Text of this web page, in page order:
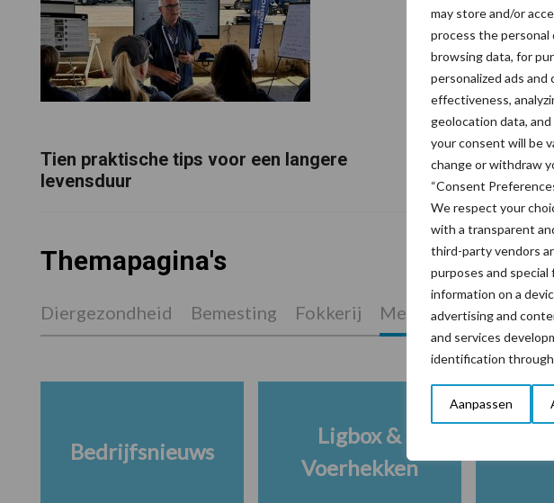
may store and/or
process the personal
browsing data, for
personalized ads
effectiveness,
geolocation data,
your consent will be
change or withdraw
“Consent
We respect your
with a transparent
third-party vendors
purposes and
information on a
advertising and
and services
identification
Aanpassen
Tien praktische tips voor een langere
levensduur
“Vraag naar
dan ooit”
Themapagina's
Diergezondheid Bemesting Fokkerij Melkveebedrijf
Bedrijfsnieuws
Ligbox &
Voerhekken